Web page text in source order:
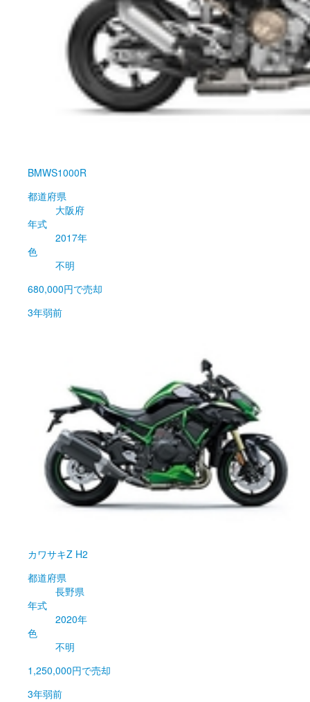
BMWS1000R
都道府県
大阪府
年式
2017年
色
不明
680,000円で売却
3年弱前
カワサキZ H2
都道府県
長野県
年式
2020年
色
不明
1,250,000円で売却
3年弱前